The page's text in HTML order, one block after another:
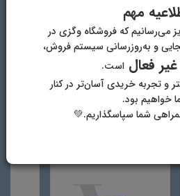
دیدگاه‌هامهم
می‌رسانیم که فروشگاه وگزی در
و به‌روزرسانی سیستم فروش،
غیر فعالاست.
و تجربه خریدی آسان‌تر در کنار
خواهیم بود.
شما سپاسگذاریم.💚